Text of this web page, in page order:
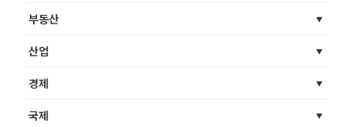
부동산
산업
경제
국제